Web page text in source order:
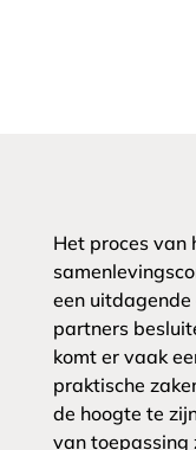
Het proces van
een
partners
komt er vaak
praktische
de hoogte te
van toepassing